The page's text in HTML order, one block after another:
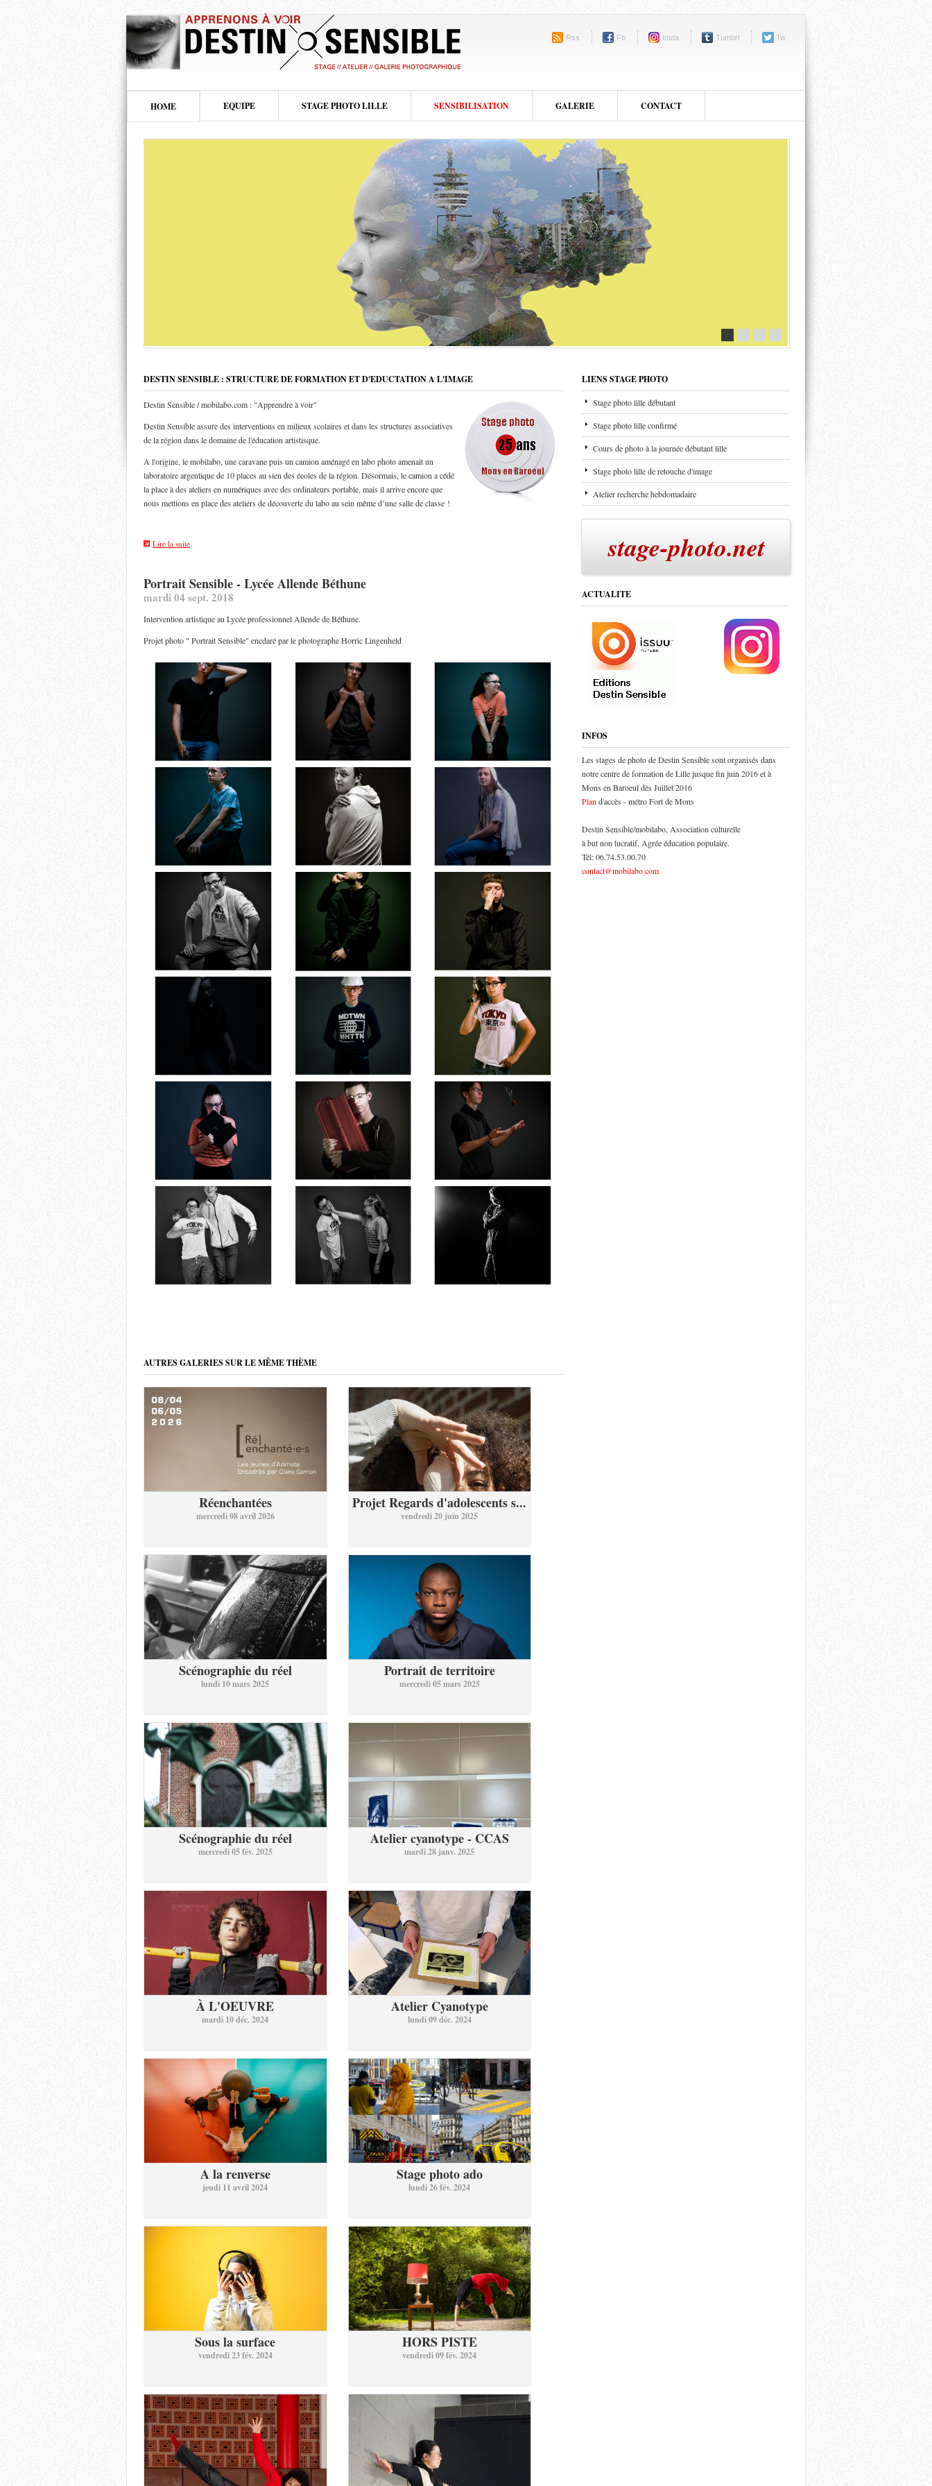
Rss Fb Insta Tumbrl Tw
HOME EQUIPE STAGE PHOTO LILLE SENSIBILISATION GALERIE CONTACT
DESTIN SENSIBLE : STRUCTURE DE FORMATION ET D'EDUCTATION A L'IMAGE
Destin Sensible / mobilabo.com : "Apprendre à voir"
Destin Sensible assure des interventions en milieux scolaires et dans les structures associatives
de la région dans le domaine de l'éducation artistisque.
A l'origine, le mobilabo, une caravane puis un camion aménagé en labo photo amenait un
laboratoire argentique de 10 places au sien des écoles de la région. Désormais, le camion a cédé
la place à des ateliers en numériques avec des ordinateurs portable, mais il arrive encore que
nous mettions en place des ateliers de découverte du labo au sein même d’une salle de classe !
Lire la suite
Portrait Sensible - Lycée Allende Béthune
mardi 04 sept. 2018
Intervention artistique au Lycée professionnel Allende de Béthune.
Projet photo " Portrait Sensible" encdaré par le photographe Horric Lingenheld
AUTRES GALERIES SUR LE MÊME THÈME
Réenchantées
mercredi 08 avril 2026
Projet Regards d'adolescents s...
vendredi 20 juin 2025
Scénographie du réel
lundi 10 mars 2025
Portrait de territoire
mercredi 05 mars 2025
Scénographie du réel
mercredi 05 fév. 2025
Atelier cyanotype - CCAS
mardi 28 janv. 2025
À L'OEUVRE
mardi 10 déc. 2024
Atelier Cyanotype
lundi 09 déc. 2024
A la renverse
jeudi 11 avril 2024
Stage photo ado
lundi 26 fév. 2024
Sous la surface
vendredi 23 fév. 2024
HORS PISTE
vendredi 09 fév. 2024
LIENS STAGE PHOTO
Stage photo lille débutant
Stage photo lille confirmé
Cours de photo à la journée débutant lille
Stage photo lille de retouche d'image
Atelier recherche hebdomadaire
stage-photo.net
ACTUALITE
INFOS
Les stages de photo de Destin Sensible sont organisés dans
notre centre de formation de Lille jusque fin juin 2016 et à
Mons en Baroeul dès Juillet 2016
Plan d'accès - métro Fort de Mons
Destin Sensible/mobilabo, Association culturelle
à but non lucratif, Agrée éducation populaire.
Tél: 06.74.53.00.70
contact@mobilabo.com